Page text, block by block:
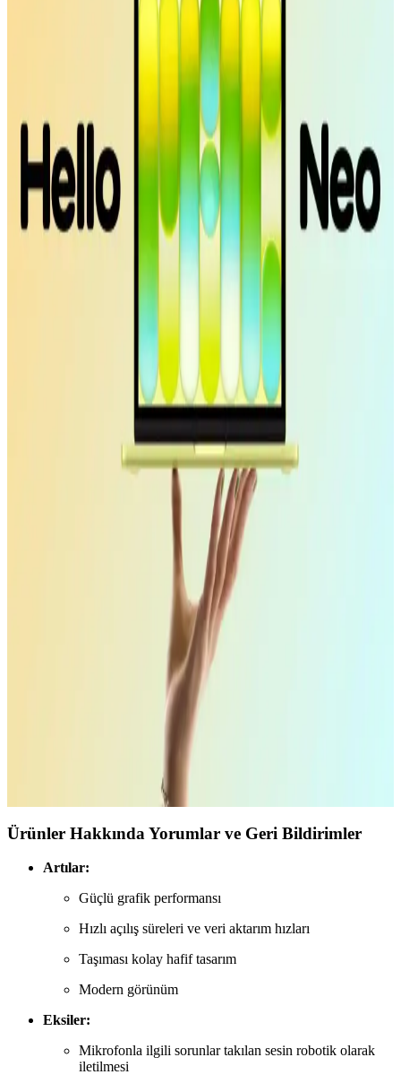
Apple MacBook Neo İncelemesi: iPhone İşlemcili
Uygun Fiyatlı Mac Dizüstü Bilgisayar
Apple MacBook Neo, iPhone işlemcisiyle düşük maliyetli ve temel
ve sınırlı bağlantı seçenekleriyle eğitim ve günlük kullanım için ideal
bir seçenek.
Apple'ın Experience Etkinliği: M5 İşlemcili
MacBook, iPhone 17E ve Yeni Kontrol Teknolojileri
Apple'ın Experience etkinliği, M5 işlemcili yeni MacBook
modelleri, iPhone 17E ve el-göz hareketleriyle kontrol edilen
arayüzler gibi yenilikleri tanıtacak. Etkinlik, Apple teknolojilerinde
MacBook Air M5 ve M4 Çip Performans
Karşılaştırması ve Kullanım Alanları
yüksek performans sunuyor. Ancak pasif soğutma nedeniyle uzun
süreli yüksek performans sınırlı kalıyor. Pro modeller daha güçlü
Apple MacBook Neo'nun PC Üreticilerine Etkisi ve
Microsoft, Intel, AMD'nin Yanıtları
Apple MacBook Neo, düşük maliyet ve entegre ekosistemiyle PC
üreticilerini zorluyor. Microsoft, Intel ve AMD'nin yanıtları,
Windows optimizasyonu ve tedarik zinciri yönetimi odaklı olacak.
OpenClaw Otomasyon Aracı ve Çin'de MacBook
Talebindeki Artışın Analizi
OpenClaw, kodlama bilgisi olmadan otomasyon sağlayan yapay
zeka aracı olarak Mac cihazlarında iMessage entegrasyonu ve Apple
işlemcileriyle öne çıkıyor. Çin'de Mac Mini ve MacBook talebinde
Apple MacBook Neo'nun Lansmanı ve Piyasadaki
Uygun Fiyatlı Performans Devrimi
kullanımını genişleterek pazar payını etkiliyor.
Ürünler Hakkında Yorumlar ve Geri Bildirimler
Artılar:
Güçlü grafik performansı
Hızlı açılış süreleri ve veri aktarım hızları
Taşıması kolay hafif tasarım
Modern görünüm
Eksiler:
Mikrofonla ilgili sorunlar takılan sesin robotik olarak
iletilmesi